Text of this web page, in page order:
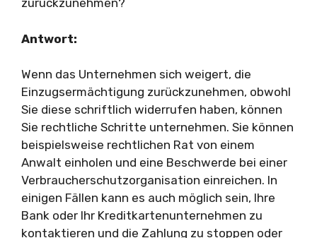
zurückzunehmen?
Antwort:
Wenn das Unternehmen sich weigert, die
Einzugsermächtigung zurückzunehmen, obwohl
Sie diese schriftlich widerrufen haben, können
Sie rechtliche Schritte unternehmen. Sie können
beispielsweise rechtlichen Rat von einem
Anwalt einholen und eine Beschwerde bei einer
Verbraucherschutzorganisation einreichen. In
einigen Fällen kann es auch möglich sein, Ihre
Bank oder Ihr Kreditkartenunternehmen zu
kontaktieren und die Zahlung zu stoppen oder